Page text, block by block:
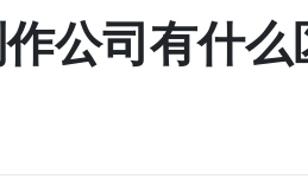
公司有什么